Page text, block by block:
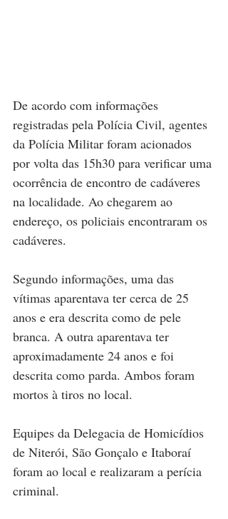
De acordo com informações
registradas pela Polícia Civil, agentes
da Polícia Militar foram acionados
por volta das 15h30 para verificar uma
ocorrência de encontro de cadáveres
na localidade. Ao chegarem ao
endereço, os policiais encontraram os
cadáveres.
Segundo informações, uma das
vítimas aparentava ter cerca de 25
anos e era descrita como de pele
branca. A outra aparentava ter
aproximadamente 24 anos e foi
descrita como parda. Ambos foram
mortos à tiros no local.
Equipes da Delegacia de Homicídios
de Niterói, São Gonçalo e Itaboraí
foram ao local e realizaram a perícia
criminal.